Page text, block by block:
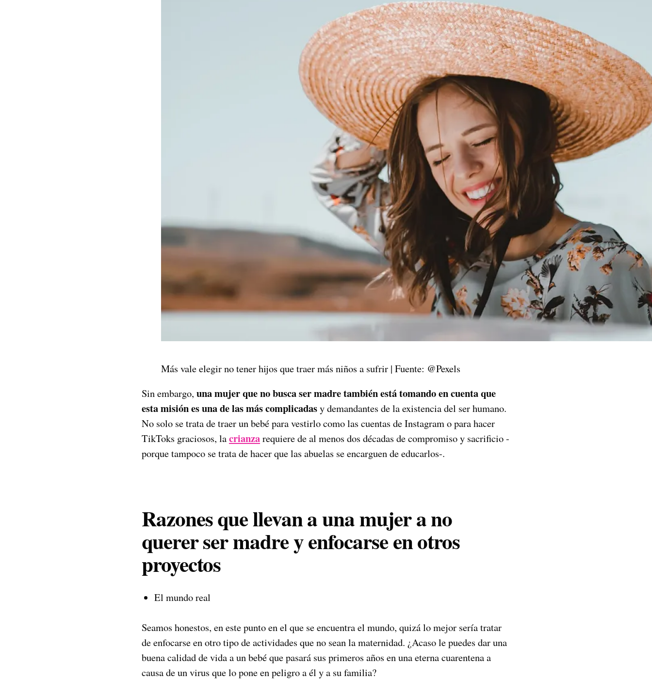
Más vale elegir no tener hijos que traer más niños a sufrir | Fuente: @Pexels
Sin embargo, una mujer que no busca ser madre también está tomando en cuenta que
esta misión es una de las más complicadasy demandantes de la existencia del ser humano.
No solo se trata de traer un bebé para vestirlo como las cuentas de Instagram o para hacer
TikToks graciosos, lacrianzarequiere de al menos dos décadas de compromiso y sacrificio -
porque tampoco se trata de hacer que las abuelas se encarguen de educarlos-.
Razones que llevan a una mujer a no
querer ser madre y enfocarse en otros
proyectos
El mundo real
Seamos honestos, en este punto en el que se encuentra el mundo, quizá lo mejor sería tratar
de enfocarse en otro tipo de actividades que no sean la maternidad. ¿Acaso le puedes dar una
buena calidad de vida a un bebé que pasará sus primeros años en una eterna cuarentena a
causa de un virus que lo pone en peligro a él y a su familia?